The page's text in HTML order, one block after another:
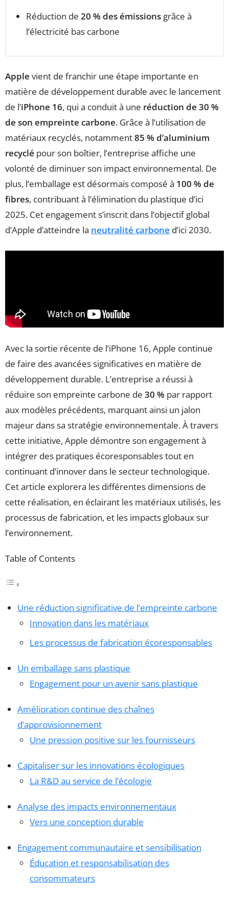
Réduction de 20 % des émissions grâce à
l’électricité bas carbone
Apple vient de franchir une étape importante en
matière de développement durable avec le lancement
de l’iPhone 16, qui a conduit à une réduction de 30 %
de son empreinte carbone. Grâce à l’utilisation de
matériaux recyclés, notamment85 % d’aluminium
recyclé pour son boîtier, l’entreprise affiche une
volonté de diminuer son impact environnemental. De
plus, l’emballage est désormais composé à 100 % de
fibres, contribuant à l’élimination du plastique d’ici
2025. Cet engagement s’inscrit dans l’objectif global
d’Apple d’atteindre la neutralité carbone d’ici 2030.
Avec la sortie récente de l’iPhone 16, Apple continue
de faire des avancées significatives en matière de
développement durable. L’entreprise a réussi à
réduire son empreinte carbone de 30 % par rapport
aux modèles précédents, marquant ainsi un jalon
majeur dans sa stratégie environnementale. À travers
cette initiative, Apple démontre son engagement à
intégrer des pratiques écoresponsables tout en
continuant d’innover dans le secteur technologique.
Cet article explorera les différentes dimensions de
cette réalisation, en éclairant les matériaux utilisés, les
processus de fabrication, et les impacts globaux sur
l’environnement.
Table of Contents
Une réduction significative de l’empreinte carbone
Innovation dans les matériaux
Les processus de fabrication écoresponsables
Un emballage sans plastique
Engagement pour un avenir sans plastique
Amélioration continue des chaînes
d’approvisionnement
Une pression positive sur les fournisseurs
Capitaliser sur les innovations écologiques
La R&D au service de l’écologie
Analyse des impacts environnementaux
Vers une conception durable
Engagement communautaire et sensibilisation
Éducation et responsabilisation des
consommateurs